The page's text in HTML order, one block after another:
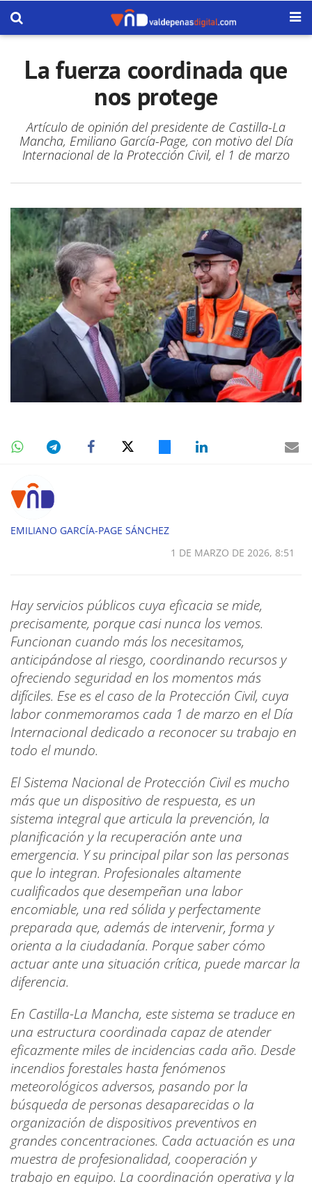
La fuerza coordinada que
nos protege
Artículo de opinión del presidente de Castilla-La
Mancha, Emiliano García-Page, con motivo del Día
Internacional de la Protección Civil, el 1 de marzo
EMILIANO GARCÍA-PAGE SÁNCHEZ
1 DE MARZO DE 2026, 8:51
Hay servicios públicos cuya eficacia se mide,
precisamente, porque casi nunca los vemos.
Funcionan cuando más los necesitamos,
anticipándose al riesgo, coordinando recursos y
ofreciendo seguridad en los momentos más
difíciles. Ese es el caso de la Protección Civil, cuya
labor conmemoramos cada 1 de marzo en el Día
Internacional dedicado a reconocer su trabajo en
todo el mundo.
El Sistema Nacional de Protección Civil es mucho
más que un dispositivo de respuesta, es un
sistema integral que articula la prevención, la
planificación y la recuperación ante una
emergencia. Y su principal pilar son las personas
que lo integran. Profesionales altamente
cualificados que desempeñan una labor
encomiable, una red sólida y perfectamente
preparada que, además de intervenir, forma y
orienta a la ciudadanía. Porque saber cómo
actuar ante una situación crítica, puede marcar la
diferencia.
En Castilla-La Mancha, este sistema se traduce en
una estructura coordinada capaz de atender
eficazmente miles de incidencias cada año. Desde
incendios forestales hasta fenómenos
meteorológicos adversos, pasando por la
búsqueda de personas desaparecidas o la
organización de dispositivos preventivos en
grandes concentraciones. Cada actuación es una
muestra de profesionalidad, cooperación y
trabajo en equipo. La coordinación operativa y la